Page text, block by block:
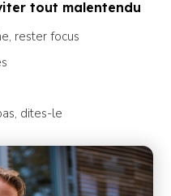
tout malentendu
rester focus
dites-le